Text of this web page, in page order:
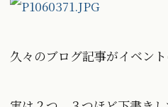
久々のブログ記事がイベント